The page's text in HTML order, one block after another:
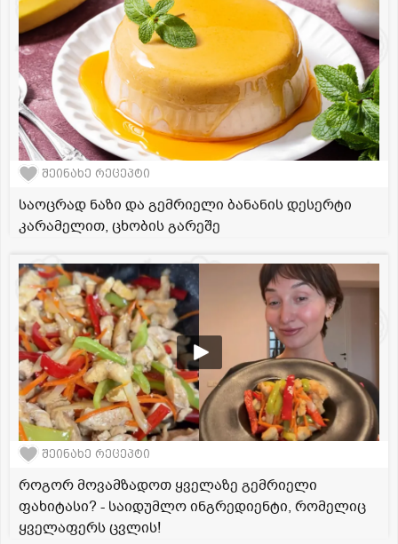
შეინახე რეცეპტი
საოცრად ნაზი და გემრიელი ბანანის დესერტი
კარამელით, ცხობის გარეშე
შეინახე რეცეპტი
როგორ მოვამზადოთ ყველაზე გემრიელი
ფახიტასი? - საიდუმლო ინგრედიენტი, რომელიც
ყველაფერს ცვლის!